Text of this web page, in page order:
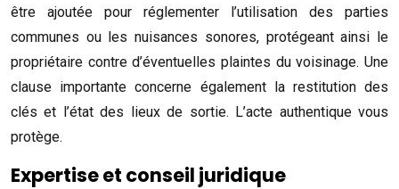
être ajoutée pour réglementer l’utilisation des parties
communes ou les nuisances sonores, protégeant ainsi le
propriétaire contre d’éventuelles plaintes du voisinage. Une
clause importante concerne également la restitution des
clés et l’état des lieux de sortie. L’acte authentique vous
protège.
Expertise et conseil juridique